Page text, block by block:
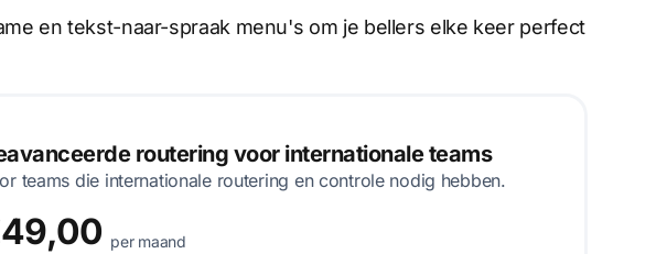
en tekst-naar-spraak menu's om je bellers elke keer perfect
routering voor internationale teams
teams die internationale routering en controle nodig hebben.
per maand